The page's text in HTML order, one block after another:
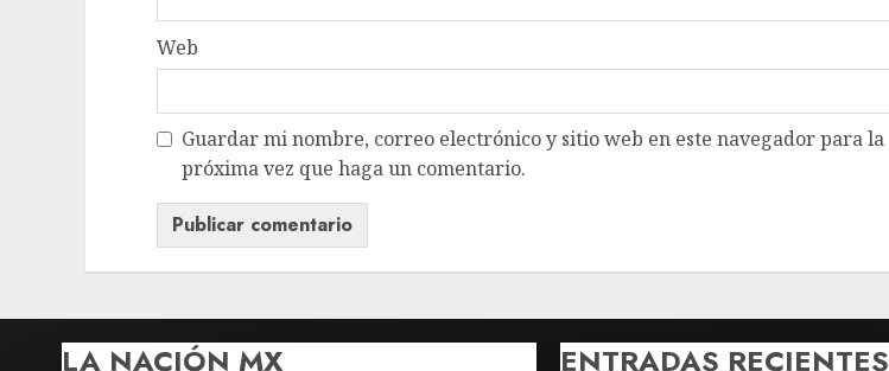
Web
Guardar mi nombre, correo electrónico y sitio web en este navegador para la
próxima vez que haga un comentario.
LA NACIÓN MX ENTRADAS RECIENTES